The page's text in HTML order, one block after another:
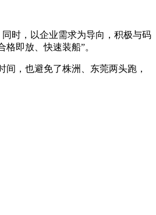
时，以企业需求为导向，积极与码
即放、快速装船”。
，也避免了株洲、东莞两头跑，